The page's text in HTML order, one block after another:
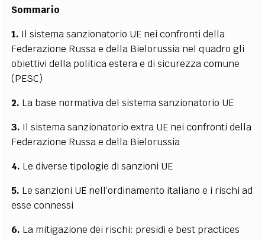
Sommario
1. Il sistema sanzionatorio UE nei confronti della
Federazione Russa e della Bielorussia nel quadro gli
obiettivi della politica estera e di sicurezza comune
(PESC)
2. La base normativa del sistema sanzionatorio UE
3. Il sistema sanzionatorio extra UE nei confronti della
Federazione Russa e della Bielorussia
4. Le diverse tipologie di sanzioni UE
5. Le sanzioni UE nell’ordinamento italiano e i rischi ad
esse connessi
6. La mitigazione dei rischi: presidi e best practices